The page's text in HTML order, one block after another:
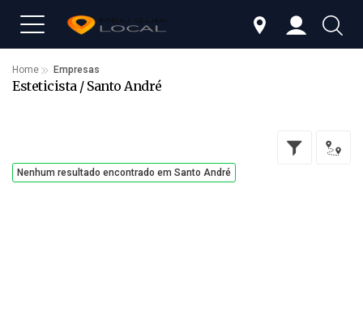
Home Empresas
Esteticista / Santo André
Nenhum resultado encontrado em Santo André